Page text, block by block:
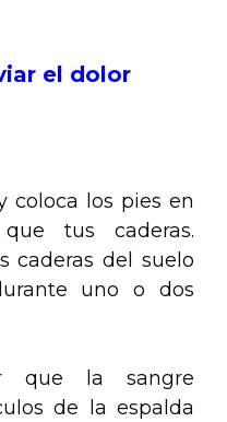
el dolor
coloca los pies en
tus caderas.
caderas del suelo
uno o dos
que la sangre
de la espalda